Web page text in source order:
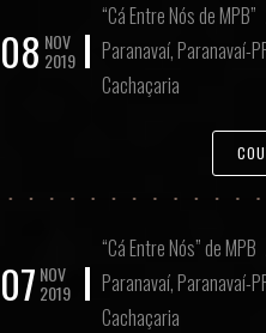
08 NOV
2019
“Cá Entre Nós de MPB”
Paranavaí, Paranavaí-
Cachaçaria
07 NOV
2019
“Cá Entre Nós” de MPB
Paranavaí, Paranavaí-
Cachaçaria